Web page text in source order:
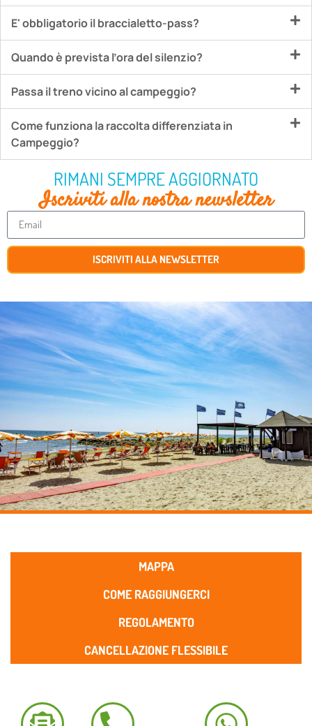
E' obbligatorio il braccialetto-pass?
Quando è prevista l’ora del silenzio?
Passa il treno vicino al campeggio?
Come funziona la raccolta differenziata in
Campeggio?
RIMANI SEMPRE AGGIORNATO
Iscriviti alla nostra newsletter
ISCRIVITI ALLA NEWSLETTER
MAPPA
COME RAGGIUNGERCI
REGOLAMENTO
CANCELLAZIONE FLESSIBILE